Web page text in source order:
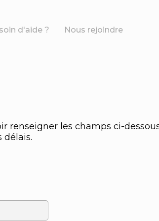
d'aide ? Nous rejoindre
renseigner les champs ci-
délais.